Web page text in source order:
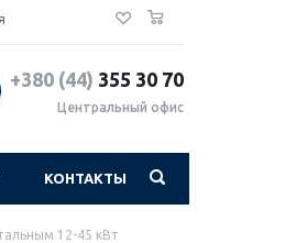
+380 (44) 355 30 70
Центральный офис
КОНТАКТЫ
12-45 кВт